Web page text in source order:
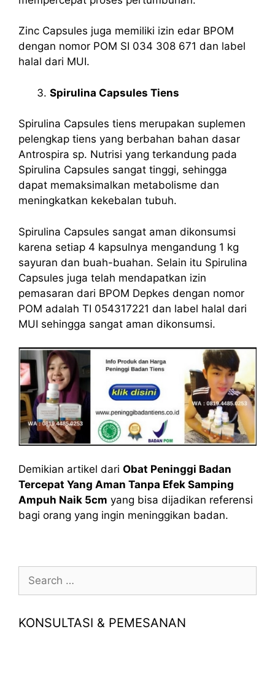
Zinc Capsules juga memiliki izin edar BPOM
dengan nomor POM SI 034 308 671 dan label
halal dari MUI.
Spirulina Capsules Tiens
Spirulina Capsules tiens merupakan suplemen
pelengkap tiens yang berbahan bahan dasar
Antrospira sp. Nutrisi yang terkandung pada
Spirulina Capsules sangat tinggi, sehingga
dapat memaksimalkan metabolisme dan
meningkatkan kekebalan tubuh.
Spirulina Capsules sangat aman dikonsumsi
karena setiap 4 kapsulnya mengandung 1 kg
sayuran dan buah-buahan. Selain itu Spirulina
Capsules juga telah mendapatkan izin
pemasaran dari BPOM Depkes dengan nomor
POM adalah TI 054317221 dan label halal dari
MUI sehingga sangat aman dikonsumsi.
Demikian artikel dari Obat Peninggi Badan
Tercepat Yang Aman Tanpa Efek Samping
Ampuh Naik 5cm yang bisa dijadikan referensi
bagi orang yang ingin meninggikan badan.
for:
KONSULTASI & PEMESANAN